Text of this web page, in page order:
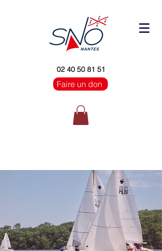
02 40 50 81 51
Faire un don